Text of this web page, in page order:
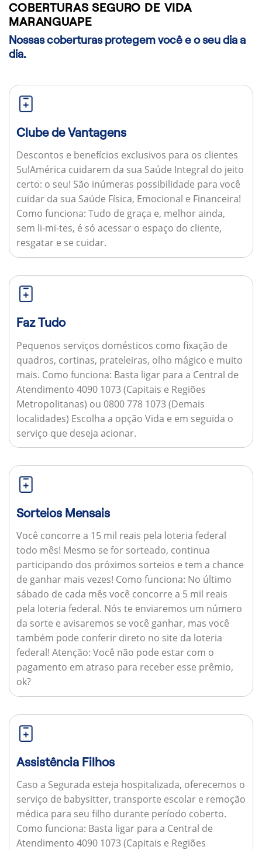
COBERTURAS SEGURO DE VIDA
MARANGUAPE
Nossas coberturas protegem você e o seu dia a
dia.
Clube de Vantagens
Descontos e benefícios exclusivos para os clientes
SulAmérica cuidarem da sua Saúde Integral do jeito
certo: o seu! São inúmeras possibilidade para você
cuidar da sua Saúde Física, Emocional e Financeira!
Como funciona: Tudo de graça e, melhor ainda,
sem li-mi-tes, é só acessar o espaço do cliente,
resgatar e se cuidar.
Faz Tudo
Pequenos serviços domésticos como fixação de
quadros, cortinas, prateleiras, olho mágico e muito
mais. Como funciona: Basta ligar para a Central de
Atendimento 4090 1073 (Capitais e Regiões
Metropolitanas) ou 0800 778 1073 (Demais
localidades) Escolha a opção Vida e em seguida o
serviço que deseja acionar.
Sorteios Mensais
Você concorre a 15 mil reais pela loteria federal
todo mês! Mesmo se for sorteado, continua
participando dos próximos sorteios e tem a chance
de ganhar mais vezes! Como funciona: No último
sábado de cada mês você concorre a 5 mil reais
pela loteria federal. Nós te enviaremos um número
da sorte e avisaremos se você ganhar, mas você
também pode conferir direto no site da loteria
federal! Atenção: Você não pode estar com o
pagamento em atraso para receber esse prêmio,
ok?
Assistência Filhos
Caso a Segurada esteja hospitalizada, oferecemos o
serviço de babysitter, transporte escolar e remoção
médica para seu filho durante período coberto.
Como funciona: Basta ligar para a Central de
Atendimento 4090 1073 (Capitais e Regiões